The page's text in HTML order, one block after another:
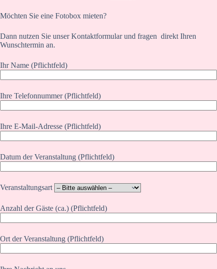
Möchten Sie eine Fotobox mieten?
Dann nutzen Sie unser Kontaktformular und fragen direkt Ihren
Wunschtermin an.
Ihr Name (Pflichtfeld)
Ihre Telefonnummer (Pflichtfeld)
Ihre E-Mail-Adresse (Pflichtfeld)
Datum der Veranstaltung (Pflichtfeld)
Veranstaltungsart
Anzahl der Gäste (ca.) (Pflichtfeld)
Ort der Veranstaltung (Pflichtfeld)